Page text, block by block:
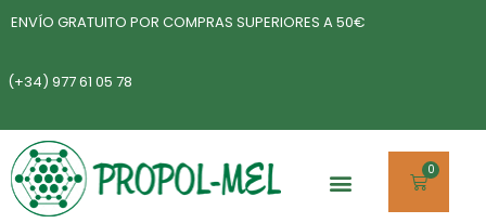
ENVÍO GRATUITO POR COMPRAS SUPERIORES A 50€
(+34) 977 61 05 78
0